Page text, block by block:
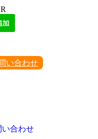
い合わせ
い合わせ